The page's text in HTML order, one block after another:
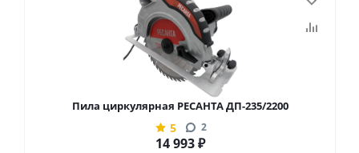
Пила циркулярная РЕСАНТА ДП-235/2200
5 2
14 993₽